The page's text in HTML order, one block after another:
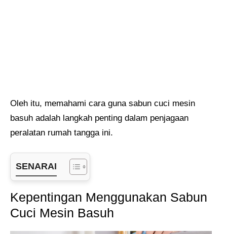
Oleh itu, memahami cara guna sabun cuci mesin
basuh adalah langkah penting dalam penjagaan
peralatan rumah tangga ini.
SENARAI
Kepentingan Menggunakan Sabun
Cuci Mesin Basuh